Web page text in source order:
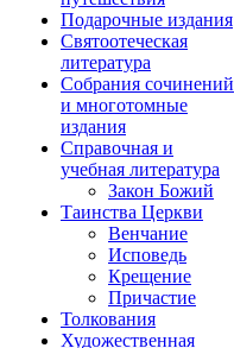
Подарочные издания
Святоотеческая
литература
Собрания сочинений
и многотомные
издания
Справочная и
учебная литература
Закон Божий
Таинства Церкви
Венчание
Исповедь
Крещение
Причастие
Толкования
Художественная